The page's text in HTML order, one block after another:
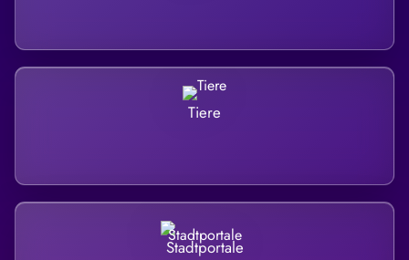
Tiere
Stadtportale